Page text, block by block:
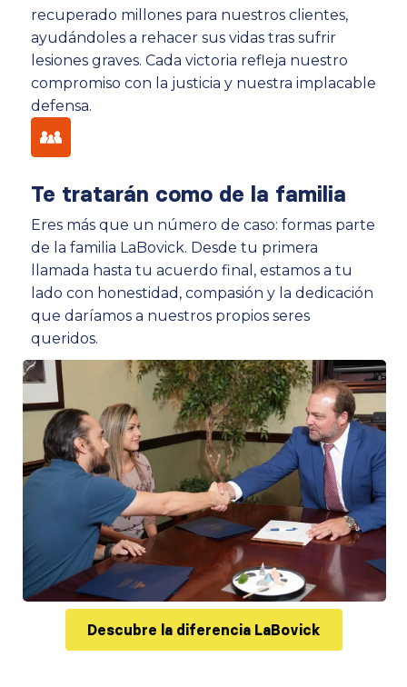
recuperado millones para nuestros clientes,
ayudándoles a rehacer sus vidas tras sufrir
lesiones graves. Cada victoria refleja nuestro
compromiso con la justicia y nuestra implacable
defensa.
Te tratarán como de la familia
Eres más que un número de caso: formas parte
de la familia LaBovick. Desde tu primera
llamada hasta tu acuerdo final, estamos a tu
lado con honestidad, compasión y la dedicación
que daríamos a nuestros propios seres
queridos.
Descubre la diferencia LaBovick